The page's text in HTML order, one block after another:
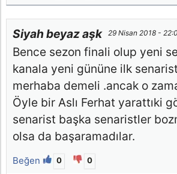
Siyah beyaz aşk 29 Nisan 2018 -
Bence sezon finali olup yeni
kanala yeni gününe ilk
merhaba demeli .ancak o
Öyle bir Aslı Ferhat yarattıki
senarist başka senaristler
olsa da başaramadılar.
Beğen 0 0